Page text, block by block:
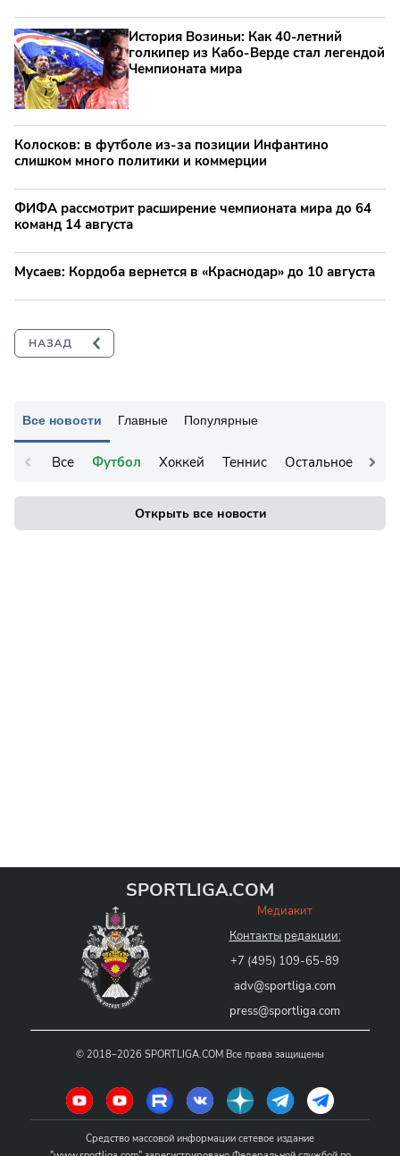
Все новости Главные Популярные
Все Футбол Хоккей Теннис Остальное
Открыть все новости
История Возиньи: Как 40-летний
голкипер из Кабо-Верде стал легендой
Чемпионата мира
Колосков: в футболе из-за позиции Инфантино
слишком много политики и коммерции
ФИФА рассмотрит расширение чемпионата мира до 64
команд 14 августа
Мусаев: Кордоба вернется в «Краснодар» до 10 августа
SPORTLIGA.COM
Медиакит
Контакты редакции:
+7 (495) 109-65-89
adv@sportliga.com
press@sportliga.com
© 2018–2026 SPORTLIGA.COM Все права защищены
Средство массовой информации сетевое издание